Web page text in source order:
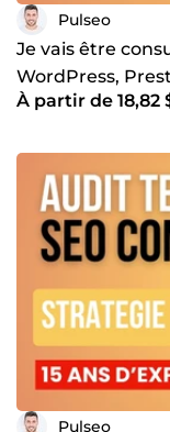
Pulseo
Je vais être
WordPress,
À partir de 18,82
Pulseo